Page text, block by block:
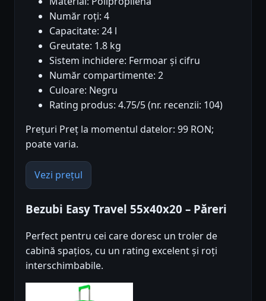
Număr roți: 4
Capacitate: 24 l
Greutate: 1.8 kg
Sistem inchidere: Fermoar și cifru
Număr compartimente: 2
Culoare: Negru
Rating produs: 4.75/5 (nr. recenzii: 104)
Prețuri Preț la momentul datelor: 99 RON;
poate varia.
Vezi prețul
Bezubi Easy Travel 55x40x20 – Păreri
Perfect pentru cei care doresc un troler de
cabină spațios, cu un rating excelent și roți
interschimbabile.